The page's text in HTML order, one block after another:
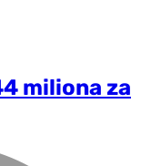
miliona za